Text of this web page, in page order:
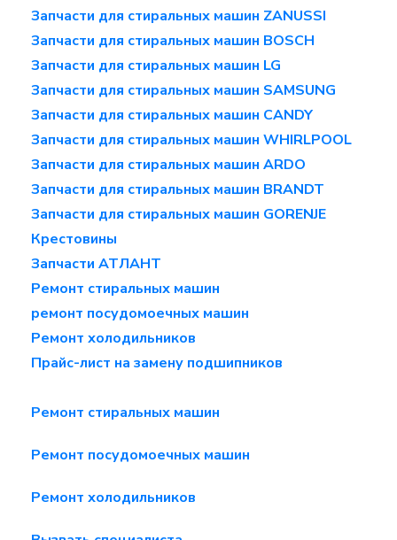
Запчасти для стиральных машин ZANUSSI
Запчасти для стиральных машин BOSCH
Запчасти для стиральных машин LG
Запчасти для стиральных машин SAMSUNG
Запчасти для стиральных машин CANDY
Запчасти для стиральных машин WHIRLPOOL
Запчасти для стиральных машин ARDO
Запчасти для стиральных машин BRANDT
Запчасти для стиральных машин GORENJE
Крестовины
Запчасти АТЛАНТ
Ремонт стиральных машин
ремонт посудомоечных машин
Ремонт холодильников
Прайс-лист на замену подшипников
Ремонт стиральных машин
Ремонт посудомоечных машин
Ремонт холодильников